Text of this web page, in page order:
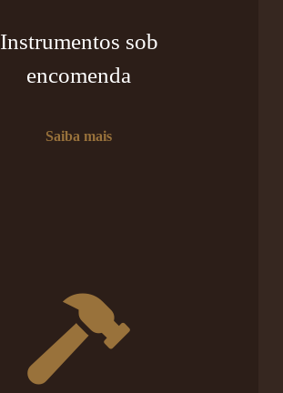
Instrumentos sob
encomenda
Saiba mais